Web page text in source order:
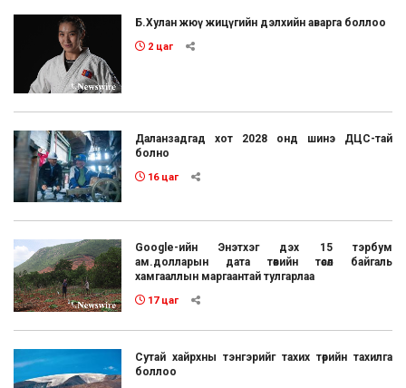
Б.Хулан жюү жицүгийн дэлхийн аварга боллоо
2 цаг
Даланзадгад хот 2028 онд шинэ ДЦС-тай
болно
16 цаг
Google-ийн Энэтхэг дэх 15 тэрбум
ам.долларын дата төвийн төсөл байгаль
хамгааллын маргаантай тулгарлаа
17 цаг
Сутай хайрхны тэнгэрийг тахих төрийн тахилга
боллоо